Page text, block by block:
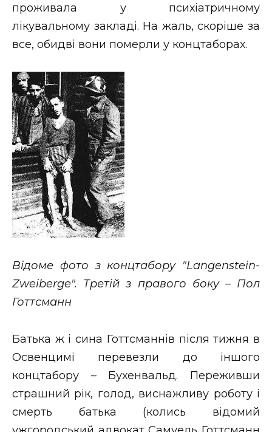
проживала у психіатричному
лікувальному закладі. На жаль, скоріше за
все, обидві вони померли у концтаборах.
Відоме фото з концтабору "Langenstein-
Zweiberge". Третій з правого боку – Пол
Готтсманн
Батька ж і сина Готтсманнів після тижня в
Освенцимі перевезли до іншого
концтабору – Бухенвальд. Переживши
страшний рік, голод, виснажливу роботу і
смерть батька (колись відомий